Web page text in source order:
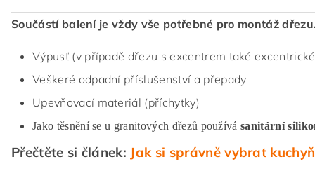
Součástí balení je vždy vše potřebné pro montáž
Výpusť (v případě dřezu s excentrem také
Veškeré odpadní příslušenství a přepady
Upevňovací materiál (příchytky)
Jako těsnění se u granitových dřezů používásanitární
Přečtěte si článek: Jak si správně vybrat